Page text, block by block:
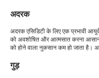
अदरक
अदरक एसिडिटी के लिए एक प्रभावी
को अवशोषित और आत्मसात करना आसान
को होने वाला नुकसान कम हो जाता
गुड़